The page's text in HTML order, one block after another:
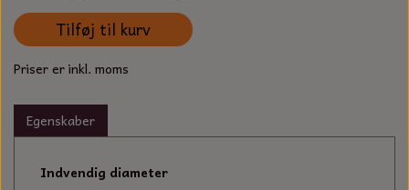
STARTSNOR OG TILBEHØR
UNIVERSAL KABLER OG TILBEHØR
UNIVERSAL REMSKIVER OG STYRERULLER
KÆDER TIL MOTORSAV
FEDTPRESSER
Tilføj til kurv
Priser er inkl. moms
Egenskaber
Indvendig diameter